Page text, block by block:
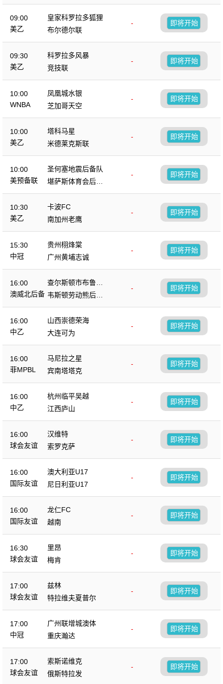
09:00
美乙
皇家科罗拉多狐狸
-
布尔德尔联
即将开始
09:30
美乙
科罗拉多风暴
-
竞技联
即将开始
10:00
WNBA
凤凰城水银
-
芝加哥天空
即将开始
10:00
美乙
塔科马星
-
米德莱克斯联
即将开始
10:00
美预备联
圣何塞地震后备队
-
堪萨斯体育会后备
队
即将开始
10:30
美乙
卡波FC
-
南加州老鹰
即将开始
15:30
中冠
贵州栩烽棠
-
广州黄埔志诚
即将开始
16:00
澳威北后备
查尔斯顿市布鲁斯
后备队
-
韦斯顿劳动熊后备
队
即将开始
16:00
中乙
山西崇德荣海
-
大连可为
即将开始
16:00
菲MPBL
马尼拉之星
-
宾南塔塔克
即将开始
16:00
中乙
杭州临平吴越
-
江西庐山
即将开始
16:00
球会友谊
汉维特
-
索罗克萨
即将开始
16:00
国际友谊
澳大利亚U17
-
尼日利亚U17
即将开始
16:00
国际友谊
龙仁FC
-
越南
即将开始
16:30
球会友谊
里昂
-
梅肯
即将开始
17:00
球会友谊
兹林
-
特拉维夫夏普尔
即将开始
17:00
中冠
广州联增城澳体
-
重庆瀚达
即将开始
17:00
球会友谊
索斯诺维克
-
俄斯特拉发
即将开始